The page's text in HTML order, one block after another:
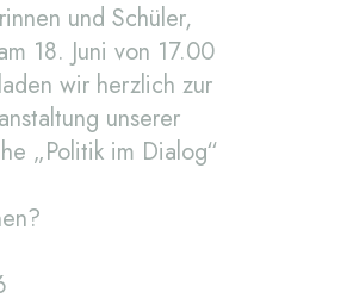
und Schüler,
18. Juni von 17.00
wir herzlich zur
unserer
„Politik im Dialog“